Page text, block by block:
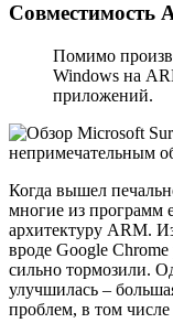
Совместимость
Помимо
Windows на
приложений.
Когда вышел
многие из программ
архитектуру ARM.
вроде Google
сильно тормозили.
улучшилась –
проблем, в том